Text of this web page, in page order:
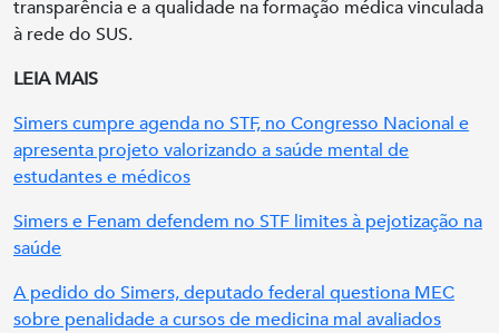
transparência e a qualidade na formação médica vinculada
à rede do SUS.
LEIA MAIS
Simers cumpre agenda no STF, no Congresso Nacional e
apresenta projeto valorizando a saúde mental de
estudantes e médicos
Simers e Fenam defendem no STF limites à pejotização na
saúde
A pedido do Simers, deputado federal questiona MEC
sobre penalidade a cursos de medicina mal avaliados